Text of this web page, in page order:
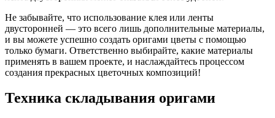
Не забывайте, что использование клея или ленты
двусторонней — это всего лишь дополнительные материалы,
и вы можете успешно создать оригами цветы с помощью
только бумаги. Ответственно выбирайте, какие материалы
применять в вашем проекте, и наслаждайтесь процессом
создания прекрасных цветочных композиций!
Техника складывания оригами